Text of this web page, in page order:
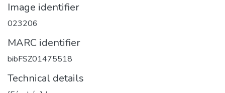
Image identifier
023206
MARC identifier
bibFSZ01475518
Technical details